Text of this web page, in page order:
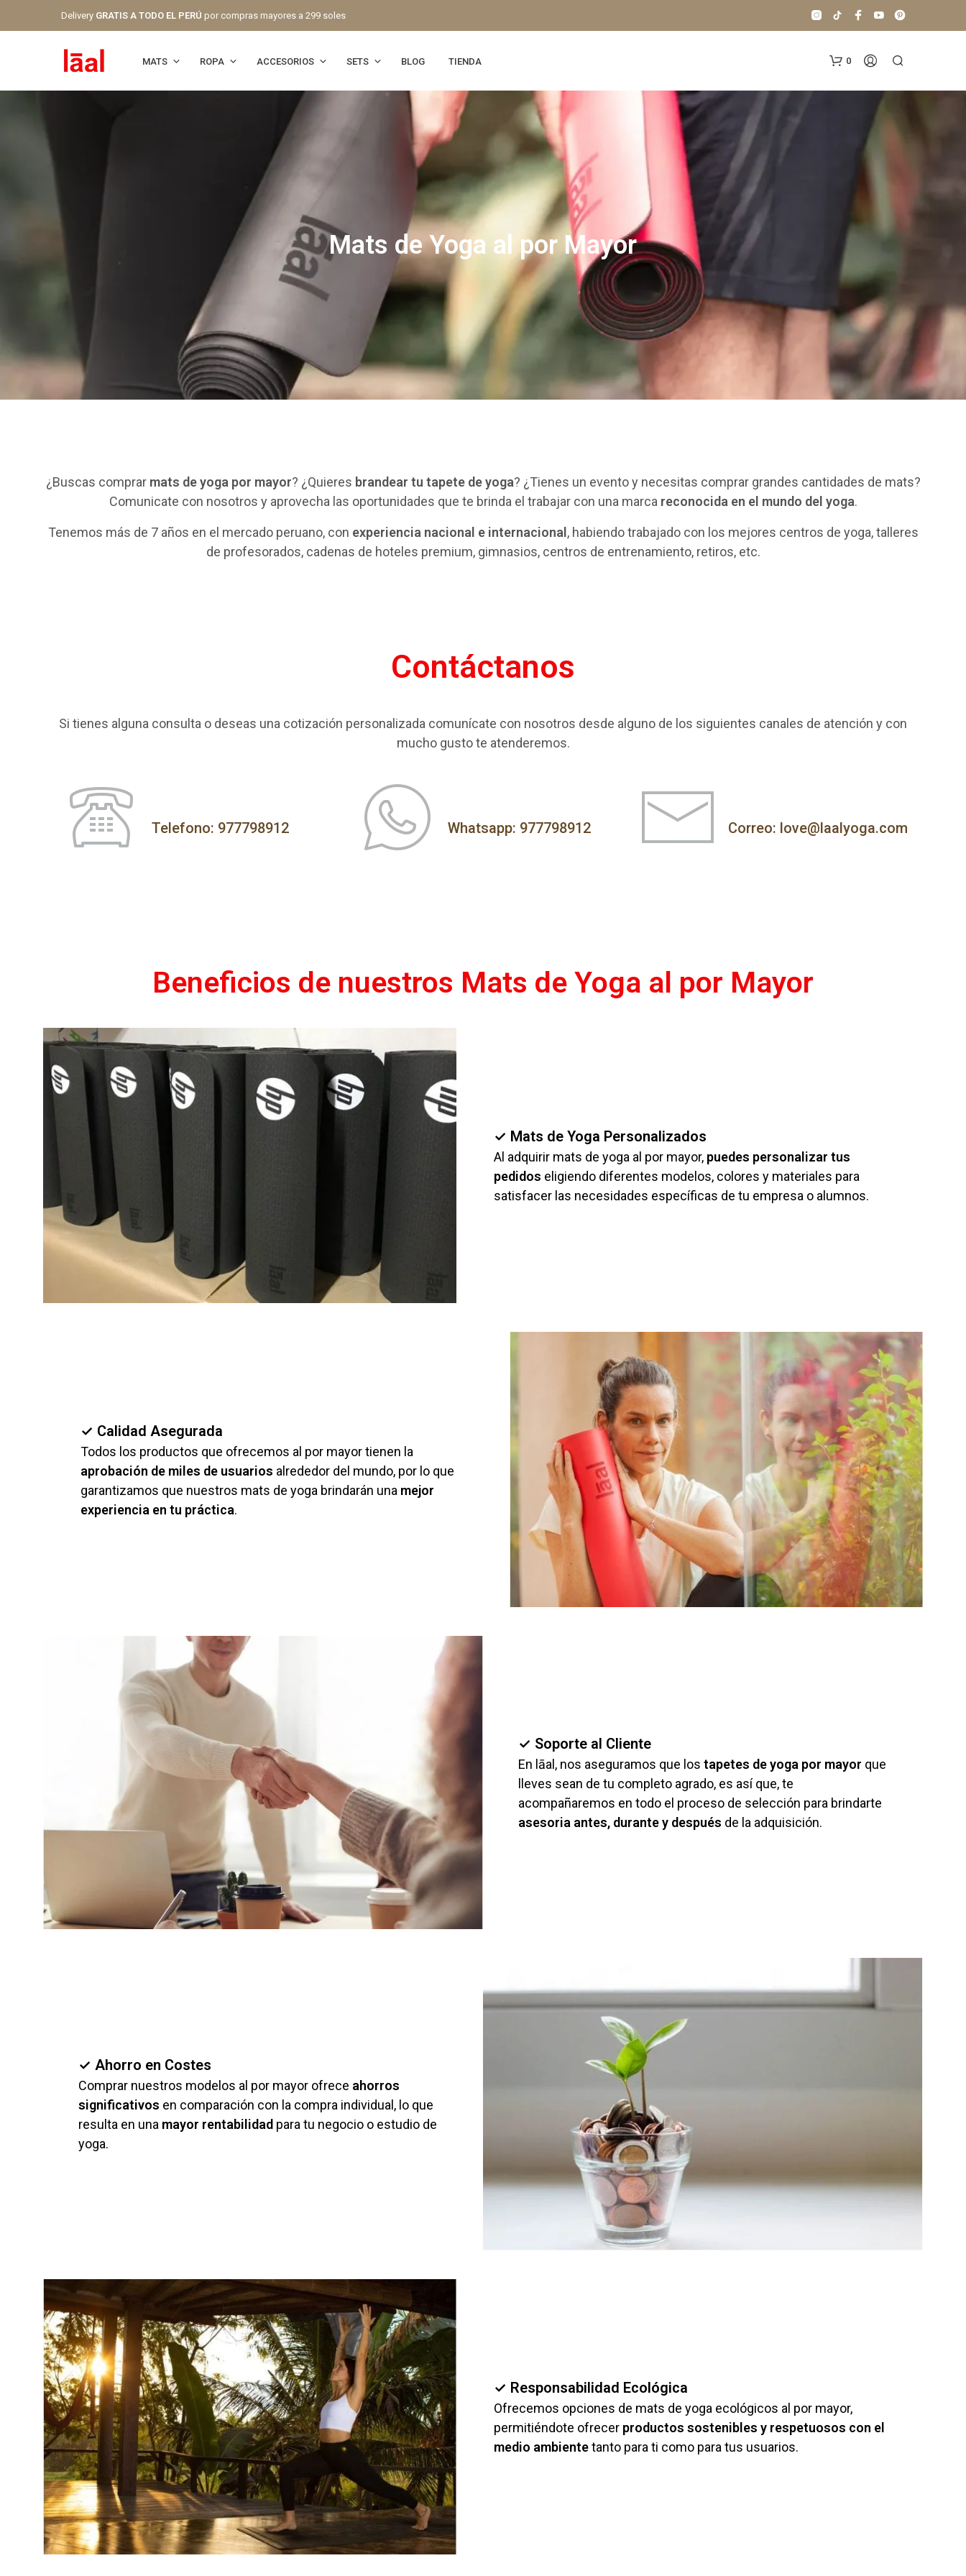
Delivery GRATIS A TODO EL PERÚ por compras mayores a 299 soles
MATS ROPA ACCESORIOS SETS BLOG TIENDA 0
A
P
R
O
T
C
I
Mats de Yoga al por Mayor
¿Buscas comprar mats de yoga por mayor? ¿Quieres brandear tu tapete de yoga? ¿Tienes un evento y necesitas comprar grandes cantidades de mats?
Comunicate con nosotros y aprovecha las oportunidades que te brinda el trabajar con una marca reconocida en el mundo del yoga.
Tenemos más de 7 años en el mercado peruano, con experiencia nacional e internacional , habiendo trabajado con los mejores centros de yoga, talleres
de profesorados, cadenas de hoteles premium, gimnasios, centros de entrenamiento, retiros, etc.
Contáctanos
Si tienes alguna consulta o deseas una cotización personalizada comunícate con nosotros desde alguno de los siguientes canales de atención y con
mucho gusto te atenderemos.
Telefono: 977798912 Whatsapp: 977798912 Correo: love@laalyoga.com
Beneficios de nuestros Mats de Yoga al por Mayor
✓ Mats de Yoga Personalizados
Al adquirir mats de yoga al por mayor, puedes personalizar tus
pedidos eligiendo diferentes modelos, colores y materiales para
satisfacer las necesidades específicas de tu empresa o alumnos.
✓ Calidad Asegurada
Todos los productos que ofrecemos al por mayor tienen la
aprobación de miles de usuarios alrededor del mundo, por lo que
garantizamos que nuestros mats de yoga brindarán una mejor
experiencia en tu práctica.
✓ Soporte al Cliente
En lāal, nos aseguramos que los tapetes de yoga por mayor que
lleves sean de tu completo agrado, es así que, te
acompañaremos en todo el proceso de selección para brindarte
asesoria antes, durante y después de la adquisición.
✓ Ahorro en Costes
Comprar nuestros modelos al por mayor ofrece ahorros
significativos en comparación con la compra individual, lo que
resulta en una mayor rentabilidad para tu negocio o estudio de
yoga.
✓ Responsabilidad Ecológica
Ofrecemos opciones de mats de yoga ecológicos al por mayor,
permitiéndote ofrecer productos sostenibles y respetuosos con el
medio ambientetanto para ti como para tus usuarios.